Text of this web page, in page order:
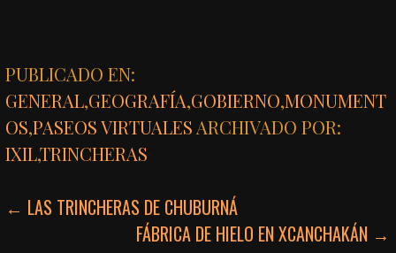
PUBLICADO EN:
GENERAL,GEOGRAFÍA,GOBIERNO,MONUMENT
OS,PASEOS VIRTUALES ARCHIVADO POR:
IXIL,TRINCHERAS
NAVEGACIÓN
← LAS TRINCHERAS DE CHUBURNÁ
FÁBRICA DE HIELO EN XCANCHAKÁN →